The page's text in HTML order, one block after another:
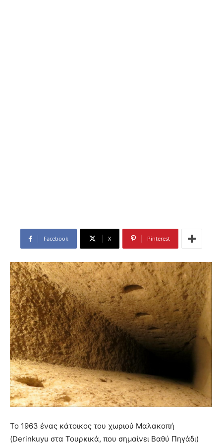
Facebook X Pinterest
Το 1963 ένας κάτοικος του χωριού Μαλακοπή
(Derinkuyu στα Τουρκικά, που σημαίνει Βαθύ Πηγάδι)